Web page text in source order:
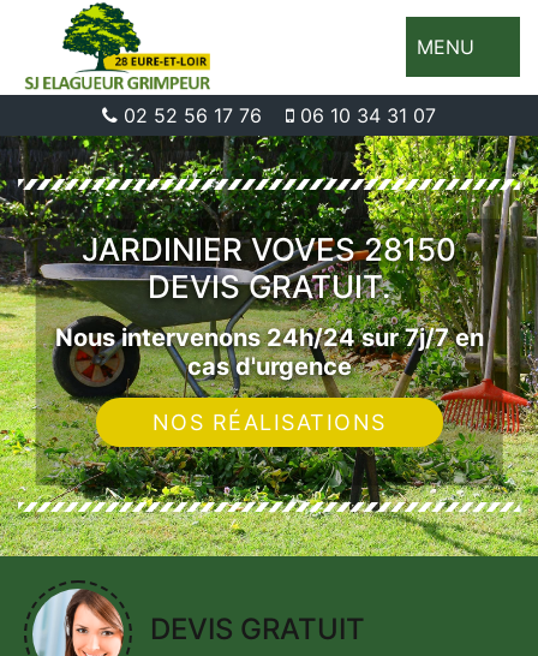
MENU
02 52 56 17 76 06 10 34 31 07
JARDINIER VOVES 28150
DEVIS GRATUIT.
Nous intervenons 24h/24 sur 7j/7 en
cas d'urgence
NOS RÉALISATIONS
DEVIS GRATUIT